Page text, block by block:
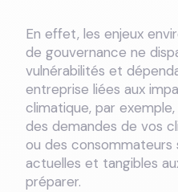
En effet, les enjeux
de gouvernance ne
vulnérabilités et
entreprise liées aux
climatique, par
des demandes de vos
ou des consommateurs
actuelles et tangibles
préparer.